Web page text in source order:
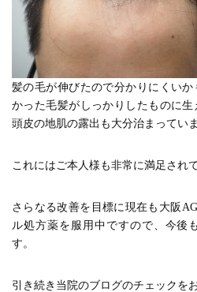
髪の毛が伸びたので分かりにくい
かった毛髪がしっかりしたものに
頭皮の地肌の露出も大分治まってい
これにはご本人様も非常に満足され
さらなる改善を目標に現在も大阪
ル処方薬を服用中ですので、今後
す。
引き続き当院のブログのチェックを